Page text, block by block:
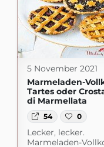
5 November 2021
Marmeladen-
Tartes oder
di Marmellata
54 0
Lecker, lecker.
Marmeladen-